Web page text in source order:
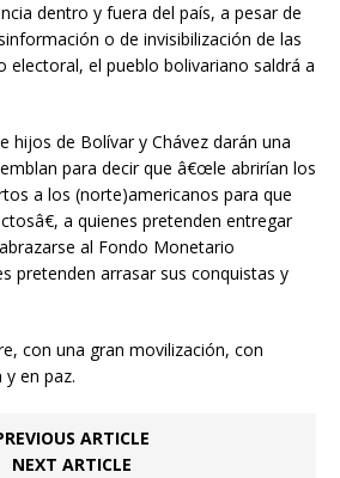
dentro y fuera del país, a pesar de
o de invisibilización de las
electoral, el pueblo bolivariano saldrá a
hijos de Bolívar y Chávez darán una
para decir que â€œle abrirían los
a los (norte)americanos para que
a quienes pretenden entregar
al Fondo Monetario
pretenden arrasar sus conquistas y
con una gran movilización, con
en paz.
ARTICLE
NEXT ARTICLE